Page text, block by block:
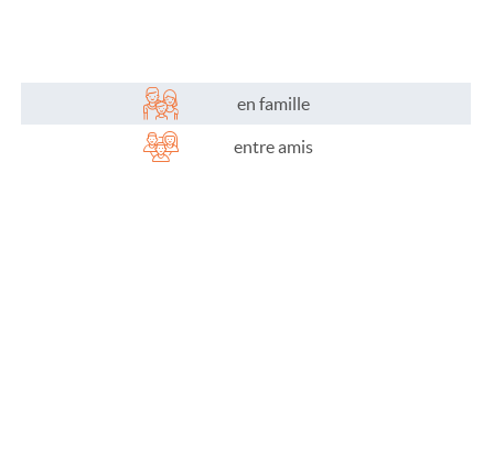
Les infos pratiques
en famille
entre amis